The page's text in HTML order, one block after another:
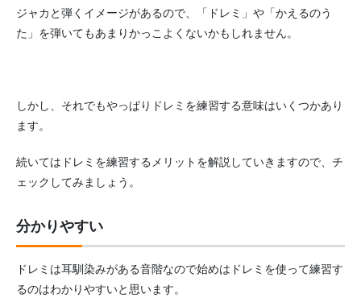
ジャカと弾くイメージがあるので、「ドレミ」や「かえるのう
た」を弾いてもあまりかっこよくないかもしれません。
しかし、それでもやっぱりドレミを練習する意味はいくつかあり
ます。
続いてはドレミを練習するメリットを解説していきますので、チ
ェックしてみましょう。
分かりやすい
ドレミは耳馴染みがある音階なので始めはドレミを使って練習す
るのはわかりやすいと思います。